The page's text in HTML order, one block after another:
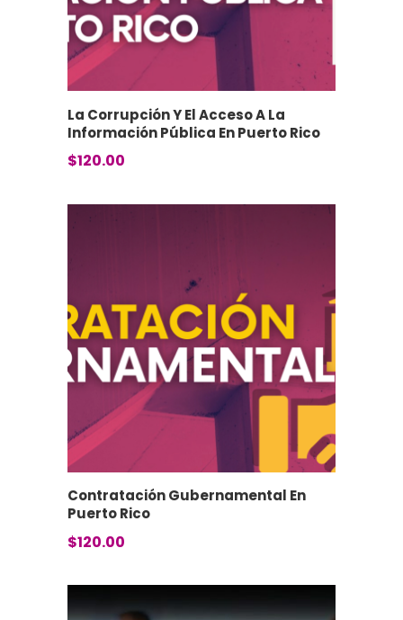
La Corrupción Y El Acceso A La
Información Pública En Puerto Rico
$120.00
Contratación Gubernamental En
Puerto Rico
$120.00